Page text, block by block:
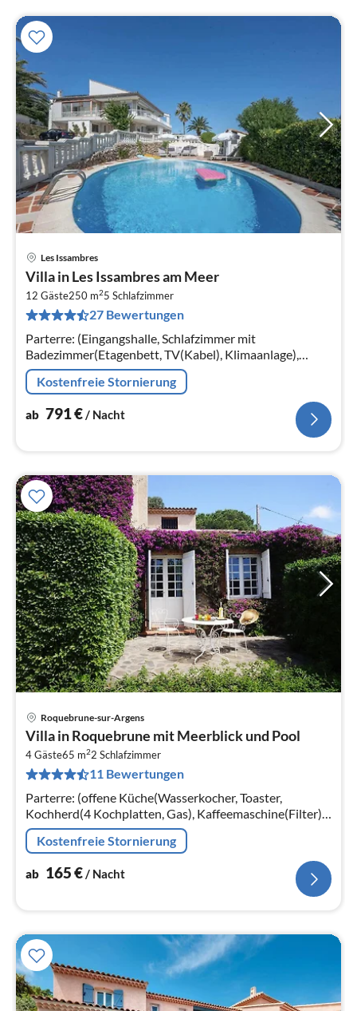
Les Issambres
Villa in Les Issambres am Meer
12 Gäste250 m25 Schlafzimmer
27 Bewertungen
Parterre: (Eingangshalle, Schlafzimmer mit
Badezimmer(Etagenbett, TV(Kabel), Klimaanlage),
Schlafzimmer mit Badezimmer(Doppelbett(180 x 200
cm), TV(Kabel), Klimaanlage)
Kostenfreie Stornierung
ab 791€/ Nacht
Roquebrune-sur-Argens
Villa in Roquebrune mit Meerblick und Pool
4 Gäste65 m22 Schlafzimmer
11 Bewertungen
Parterre: (offene Küche(Wasserkocher, Toaster,
Kochherd(4 Kochplatten, Gas), Kaffeemaschine(Filter),
Backofen(mini), Mikrowelle, Kühlschrank,
Tiefkühlschrank)
Kostenfreie Stornierung
ab 165€/ Nacht